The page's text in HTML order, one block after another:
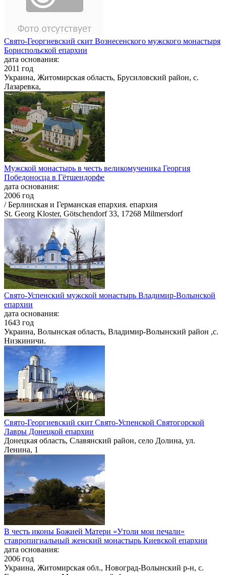
Свято-Георгиевский скит Вознесенского мужского монастыря
Бориспольской епархии
дата основания:
2011 год
Украина, Житомирская область, Брусиловский район, с.
Лазаревка,
Мужской монастырь в честь великомученика Георгия
Победоносца в Гётшендорфе
дата основания:
2006 год
/ Берлинская и Германская епархия. епархия
St. Georg Kloster, Götschendorf 33, 17268 Milmersdorf
Свято-Успенский мужской монастырь Владимир-Волынской
епархии
дата основания:
1643 год
Украина, Волынская область, Владимир-Волынский район ,с.
Низкиничи.
Свято-Георгиевский скит Свято-Успенской Святогорской
Лавры Донецкой епархии
Донецкая область, Славянский район, село Долина, ул.
Ленина, 1
В честь иконы Божией Матери «Утоли мои печали»
ставропигиальный женский монастырь Киевской епархии
дата основания:
2006 год
Украина, Житомирская обл., Новоград-Волынский р-н, с.